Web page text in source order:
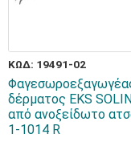
ΚΩΔ: 19491-02
δέρματος EKS
από ανοξείδωτο
1-1014 R